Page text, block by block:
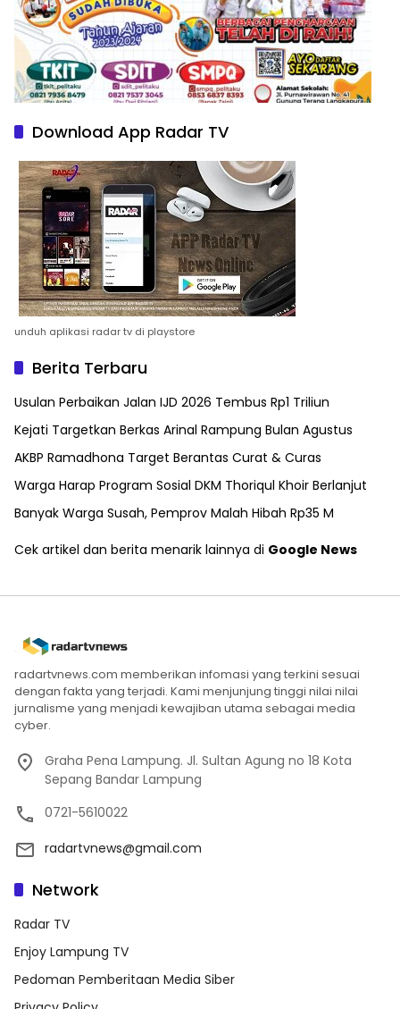
Download App Radar TV
unduh aplikasi radar tv di playstore
Berita Terbaru
Usulan Perbaikan Jalan IJD 2026 Tembus Rp1 Triliun
Kejati Targetkan Berkas Arinal Rampung Bulan Agustus
AKBP Ramadhona Target Berantas Curat & Curas
Warga Harap Program Sosial DKM Thoriqul Khoir Berlanjut
Banyak Warga Susah, Pemprov Malah Hibah Rp35 M
Cek artikel dan berita menarik lainnya di Google News
radartvnews.com memberikan infomasi yang terkini sesuai
dengan fakta yang terjadi. Kami menjunjung tinggi nilai nilai
jurnalisme yang menjadi kewajiban utama sebagai media
cyber.
Graha Pena Lampung. Jl. Sultan Agung no 18 Kota
Sepang Bandar Lampung
0721-5610022
radartvnews@gmail.com
Network
Radar TV
Enjoy Lampung TV
Pedoman Pemberitaan Media Siber